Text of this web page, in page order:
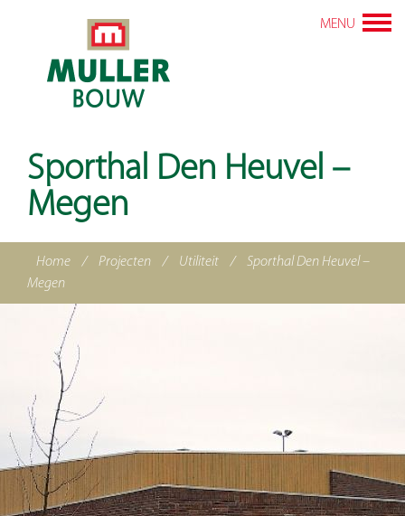
MENU
Sporthal Den Heuvel –
Megen
Home / Projecten / Utiliteit /
Sporthal Den Heuvel –
Megen